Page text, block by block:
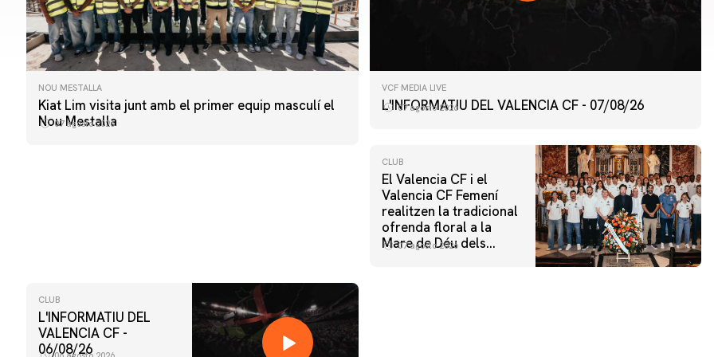
NOU MESTALLA
Kiat Lim visita junt amb el primer equip masculí el
Nou Mestalla
07 agosto 2026
VCF MEDIA LIVE
L'INFORMATIU DEL VALENCIA CF - 07/08/26
07 agosto 2026
CLUB
El Valencia CF i el
Valencia CF Femení
realitzen la tradicional
ofrenda floral a la
Mare de Déu dels
07 agosto 2026
CLUB
L'INFORMATIU DEL
VALENCIA CF -
06/08/26